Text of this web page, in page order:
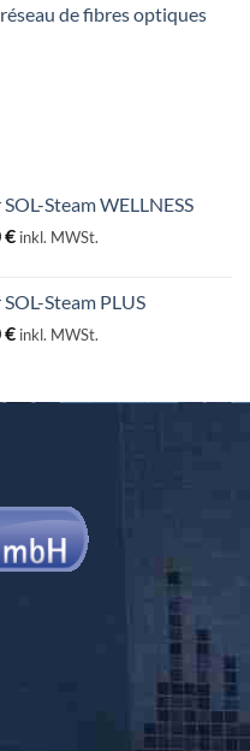
€
de fibres optiques
Steam WELLNESS
€Preisspanne:
3.840,00 €
inkl. MWSt.
Steam PLUS
€Preisspanne:
3.690,00 €
inkl. MWSt.